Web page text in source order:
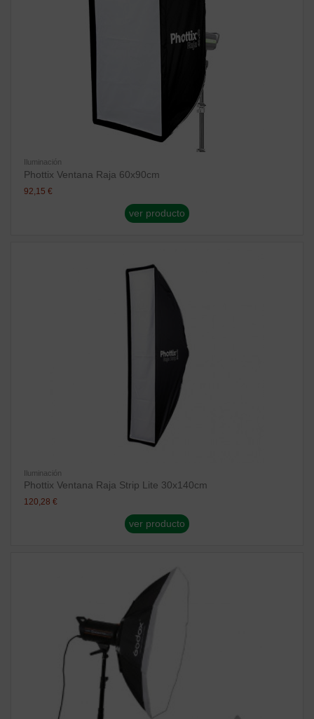
Iluminación
Phottix Ventana Raja 60x90cm
92,15 €
ver producto
Iluminación
Phottix Ventana Raja Strip Lite 30x140cm
120,28 €
ver producto